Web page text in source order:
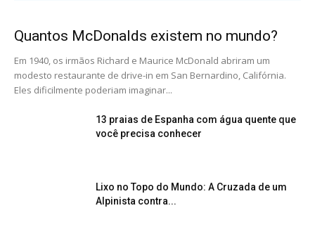
Quantos McDonalds existem no mundo?
Em 1940, os irmãos Richard e Maurice McDonald abriram um
modesto restaurante de drive-in em San Bernardino, Califórnia.
Eles dificilmente poderiam imaginar...
13 praias de Espanha com água quente que
você precisa conhecer
Lixo no Topo do Mundo: A Cruzada de um
Alpinista contra...